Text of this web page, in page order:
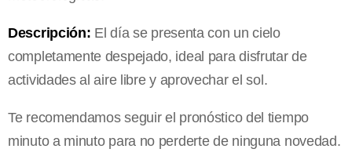
Descripción: El día se presenta con un cielo
completamente despejado, ideal para disfrutar de
actividades al aire libre y aprovechar el sol.
Te recomendamos seguir el pronóstico del tiempo
minuto a minuto para no perderte de ninguna novedad.